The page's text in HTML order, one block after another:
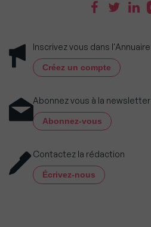
Inscrivez vous dans l'Annuaire
Créez un compte
Abonnez vous à la newsletter
Abonnez-vous
Contactez la rédaction
Écrivez-nous